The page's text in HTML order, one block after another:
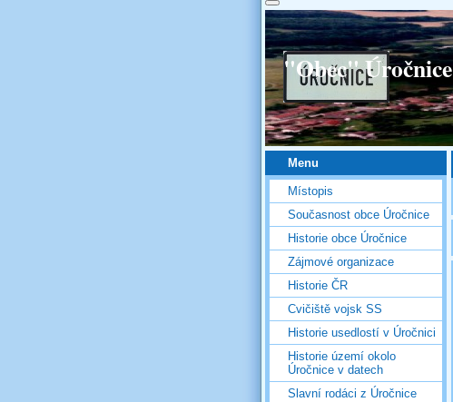
"Obec" Úročnice
Menu
Místopis
Současnost obce Úročnice
Historie obce Úročnice
Zájmové organizace
Historie ČR
Cvičiště vojsk SS
Historie usedlostí v Úročnici
Historie území okolo
Úročnice v datech
Slavní rodáci z Úročnice